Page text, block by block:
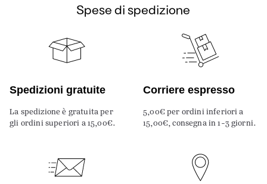
Spese di spedizione
Spedizioni gratuite
La spedizione è gratuita per
gli ordini superiori a 15,00€.
Corriere espresso
5,00€ per ordini inferiori a
15,00€, consegna in 1-3 giorni.